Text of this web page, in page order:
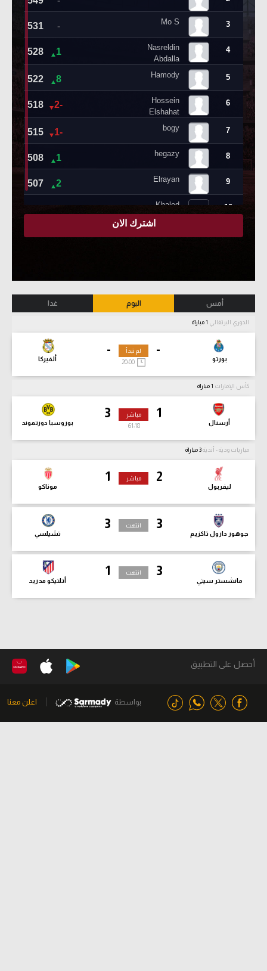
أمس اليوم غدا
الدوري البرتغالي
-
بورتو
-
ألفيركا
لم تبدأ
كأس الإمارات
1
أرسنال
3
بوروسيا دورتموند
مباشر
61:20
مباريات ودية - أندية
2
ليفربول
1
موناكو
مباشر
3
جوهور دارول تاكزيم
3
تشيلسي
انتهت
3
مانشستر سيتي
1
أتلتيكو مدريد
انتهت
أحصل على التطبيق
بواسطة اعلن معنا